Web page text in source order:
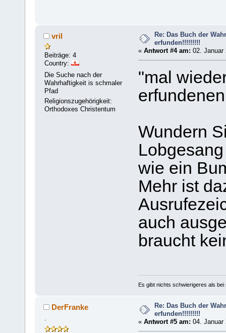
vril
Beiträge: 4
Country:
Die Suche nach der
Wahrhaftigkeit is schmaler
Pfad
Religionszugehörigkeit:
Orthodoxes Christentum
Re: Das Buch der
erfunden!!!!!!!!!
« Antwort #4 am: 02. Januar
"mal
Wundern
wie ein
Mehr ist
auch
braucht
Es gibt nichts schwierigeres als
DerFranke
.
Re: Das Buch der
erfunden!!!!!!!!!
« Antwort #5 am: 04. Januar